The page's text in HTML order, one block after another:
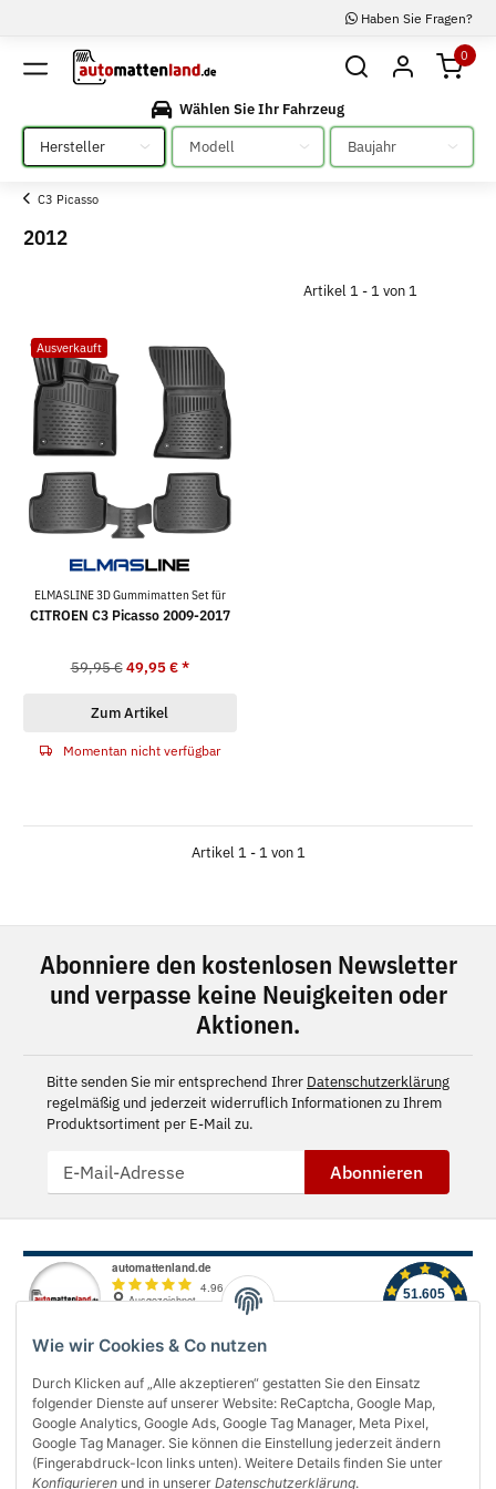
Wie wir Cookies & Co nutzen
Durch Klicken auf „Alle akzeptieren“ gestatten Sie den Einsatz
folgender Dienste auf unserer Website: ReCaptcha, Google Map,
Google Analytics, Google Ads, Google Tag Manager, Meta Pixel,
Google Tag Manager. Sie können die Einstellung jederzeit ändern
(Fingerabdruck-Icon links unten). Weitere Details finden Sie unter
Konfigurieren und in unserer Datenschutzerklärung.
Haben Sie Fragen?
0
Wählen Sie Ihr Fahrzeug
Bitte auswählen
Bitte auswählen Bitte auswählen
C3 Picasso
2012
Artikel 1 - 1 von 1
Ausverkauft
ELMASLINE 3D Gummimatten Set für
CITROEN C3 Picasso 2009-2017
59,95 € 49,95 €*
Zum Artikel
Momentan nicht verfügbar
Artikel 1 - 1 von 1
Abonniere den kostenlosen Newsletter
und verpasse keine Neuigkeiten oder
Aktionen.
Bitte senden Sie mir entsprechend Ihrer Datenschutzerklärung
regelmäßig und jederzeit widerruflich Informationen zu Ihrem
Produktsortiment per E-Mail zu.
Abonnieren
Über uns
Informationen